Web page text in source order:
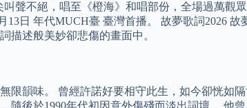
聲不絕，唱至《橙海》和唱部份，全場過萬觀
13日 年代MUCH臺 臺灣首播。 故夢歌詞2026
描述般美妙卻悲傷的畫面中。
限韻味。 曾經許諾好要相守此生，如今卻恍如
隨後於1990年代初因意外傷殘而淡出詞壇。